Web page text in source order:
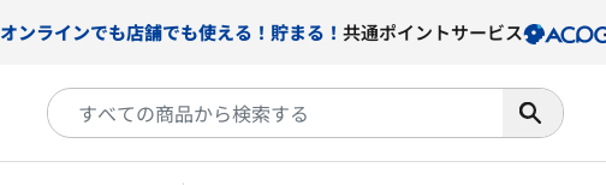
オンラインでも店舗でも使える！貯まる！ 共通ポイントサービス